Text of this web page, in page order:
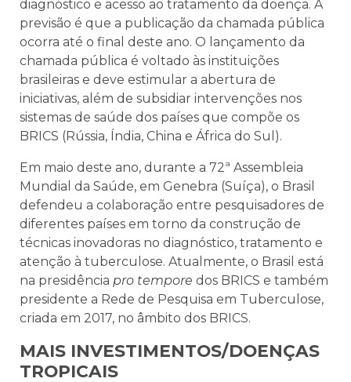
diagnóstico e acesso ao tratamento da doença. A
previsão é que a publicação da chamada pública
ocorra até o final deste ano. O lançamento da
chamada pública é voltado às instituições
brasileiras e deve estimular a abertura de
iniciativas, além de subsidiar intervenções nos
sistemas de saúde dos países que compõe os
BRICS (Rússia, Índia, China e África do Sul).
Em maio deste ano, durante a 72ª Assembleia
Mundial da Saúde, em Genebra (Suíça), o Brasil
defendeu a colaboração entre pesquisadores de
diferentes países em torno da construção de
técnicas inovadoras no diagnóstico, tratamento e
atenção à tuberculose. Atualmente, o Brasil está
na presidência pro tempore dos BRICS e também
presidente a Rede de Pesquisa em Tuberculose,
criada em 2017, no âmbito dos BRICS.
MAIS INVESTIMENTOS/DOENÇAS
TROPICAIS